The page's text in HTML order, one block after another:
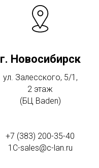
г. Новосибирск
ул. Залесского, 5/1,
2 этаж
(БЦ Baden)
+7 (383) 200-35-40
1C-sales@c-lan.ru